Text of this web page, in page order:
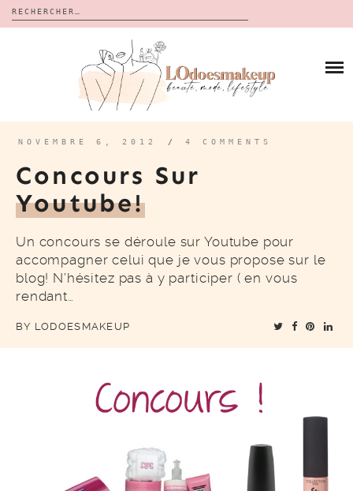
Rechercher :
CALENDRIERS DE L’AVENT
BON PLAN
À PROPOS
CONTACT
NOVEMBRE 6, 2012 / 4 COMMENTS
Concours Sur
Youtube!
Un concours se déroule sur Youtube pour
accompagner celui que je vous propose sur le
blog! N’hésitez pas à y participer ( en vous
rendant…
BY LODOESMAKEUP